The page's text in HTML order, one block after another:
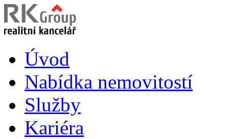
Úvod
Nabídka nemovitostí
Služby
Kariéra